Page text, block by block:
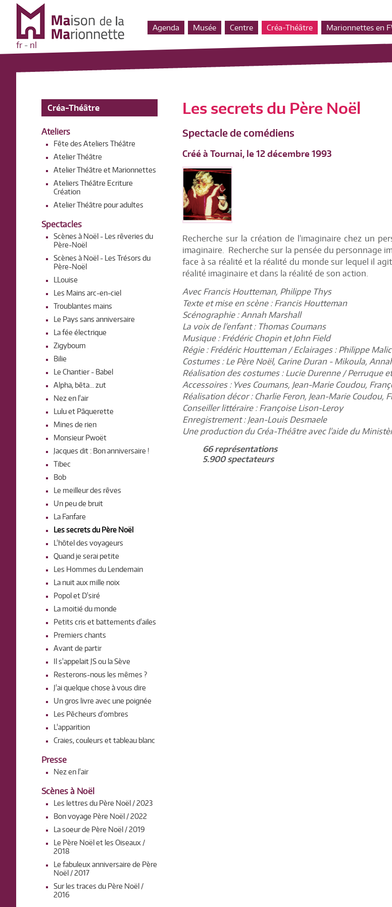
fr - nl
Agenda Musée Centre Créa-Théâtre Marionnettes en
Créa-Théâtre
Ateliers
Fête des Ateliers Théâtre
Atelier Théâtre
Atelier Théâtre et Marionnettes
Ateliers Théâtre Ecriture
Création
Atelier Théâtre pour adultes
Spectacles
Scènes à Noël - Les rêveries du
Père-Noël
Scènes à Noël - Les Trésors du
Père-Noël
LLouise
Les Mains arc-en-ciel
Troublantes mains
Le Pays sans anniversaire
La fée électrique
Zigyboum
Bilie
Le Chantier - Babel
Alpha, bêta... zut
Nez en l'air
Lulu et Pâquerette
Mines de rien
Monsieur Pwoët
Jacques dit : Bon anniversaire !
Tibec
Bob
Le meilleur des rêves
Un peu de bruit
La Fanfare
Les secrets du Père Noël
L'hôtel des voyageurs
Quand je serai petite
Les Hommes du Lendemain
La nuit aux mille noix
Popol et D'siré
La moitié du monde
Petits cris et battements d'ailes
Premiers chants
Avant de partir
Il s'appelait JS ou la Sève
Resterons-nous les mêmes ?
J'ai quelque chose à vous dire
Un gros livre avec une poignée
Les Pêcheurs d'ombres
L'apparition
Craies, couleurs et tableau blanc
Presse
Nez en l'air
Scènes à Noël
Les lettres du Père Noël / 2023
Bon voyage Père Noël / 2022
La soeur de Père Noël / 2019
Le Père Noël et les Oiseaux /
2018
Le fabuleux anniversaire de Père
Noël / 2017
Sur les traces du Père Noël /
2016
Les secrets du Père Noël
Spectacle de comédiens
Créé à Tournai, le 12 décembre 1993
Recherche sur la création de l'imaginaire chez un
imaginaire. Recherche sur la pensée du personnage
face à sa réalité et la réalité du monde sur lequel il
réalité imaginaire et dans la réalité de son action.
Avec Francis Houtteman, Philippe Thys
Texte et mise en scène : Francis Houtteman
Scénographie : Annah Marshall
La voix de l'enfant : Thomas Coumans
Musique : Frédéric Chopin et John Field
Régie : Frédéric Houtteman / Eclairages : Philippe
Costumes : Le Père Noël, Carine Duran - Mikoula,
Réalisation des costumes : Lucie Durenne / Perruque
Accessoires : Yves Coumans, Jean-Marie Coudou,
Réalisation décor : Charlie Feron, Jean-Marie Coudou,
Conseiller littéraire : Françoise Lison-Leroy
Enregistrement : Jean-Louis Desmaele
Une production du Créa-Théâtre avec l'aide du
66 représentations
5.900 spectateurs